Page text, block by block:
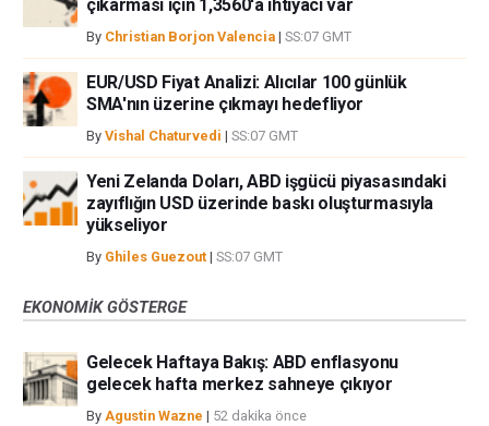
çıkarması için 1,3560'a ihtiyacı var
By Christian Borjon Valencia | SS:07 GMT
EUR/USD Fiyat Analizi: Alıcılar 100 günlük
SMA'nın üzerine çıkmayı hedefliyor
By Vishal Chaturvedi | SS:07 GMT
Yeni Zelanda Doları, ABD işgücü piyasasındaki
zayıflığın USD üzerinde baskı oluşturmasıyla
yükseliyor
By Ghiles Guezout | SS:07 GMT
EKONOMIK GÖSTERGE
Gelecek Haftaya Bakış: ABD enflasyonu
gelecek hafta merkez sahneye çıkıyor
By Agustin Wazne | 52 dakika önce